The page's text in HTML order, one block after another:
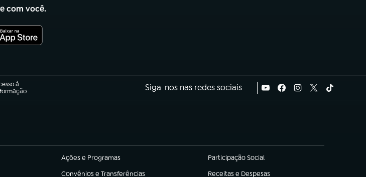
com você.
à
Siga-nos nas redes sociais
Ações e Programas
(abre em nova aba) Participação Social
(abre em nova aba)
Convênios e Transferências Receitas e Despesas